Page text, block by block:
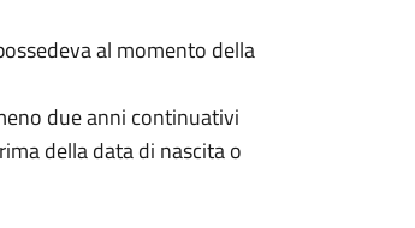
al momento della
due anni continuativi
della data di nascita o